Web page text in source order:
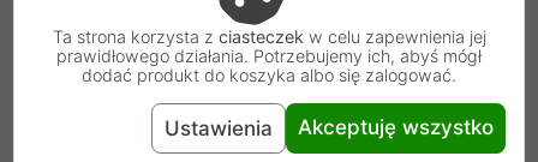
Kolor
Biały
Czarny
Lanberg
Ta strona korzysta z ciasteczek w celu zapewnienia jej
prawidłowego działania. Potrzebujemy ich, abyś mógł
dodać produkt do koszyka albo się zalogować.
Ustawienia Akceptuję wszystko